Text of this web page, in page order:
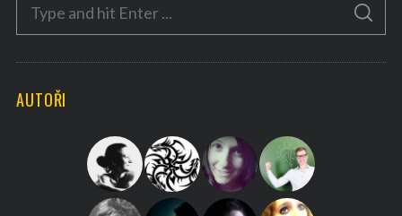
c
S
A
C
AUTOŘI